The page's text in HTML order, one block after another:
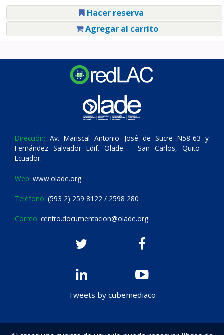
Hacer reserva
Agregar al carrito
Dirección: Av. Mariscal Antonio José de Sucre N58-63 y
Fernández Salvador Edif. Olade – San Carlos, Quito –
Ecuador.
Web: www.olade.org
Teléfono: (593 2) 259 8122 / 2598 280
Correo: centro.documentacion@olade.org
Tweets by cubemediaco